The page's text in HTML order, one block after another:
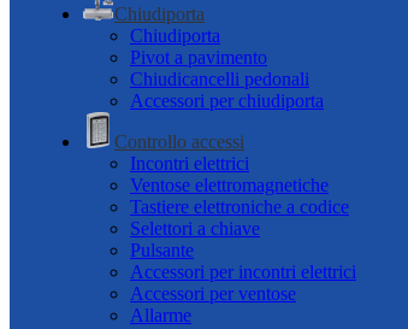
Chiudiporta
Chiudiporta
Pivot a pavimento
Chiudicancelli pedonali
Accessori per chiudiporta
Controllo accessi
Incontri elettrici
Ventose elettromagnetiche
Tastiere elettroniche a codice
Selettori a chiave
Pulsante
Accessori per incontri elettrici
Accessori per ventose
Allarme